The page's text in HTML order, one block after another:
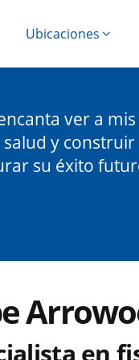
Ubicaciones
ver a
salud y
su éxito
en